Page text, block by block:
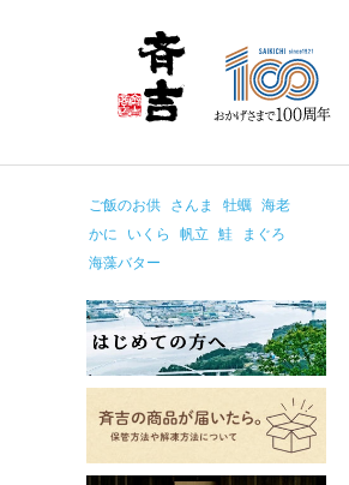
ご飯のお供 さんま 牡蠣 海老
かに
いくら 帆立 鮭
まぐろ
海藻バター